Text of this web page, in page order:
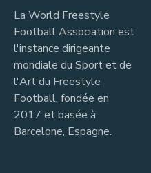
La World Freestyle
Football Association est
l'instance dirigeante
mondiale du Sport et de
l'Art du Freestyle
Football, fondée en
2017 et basée à
Barcelone, Espagne.